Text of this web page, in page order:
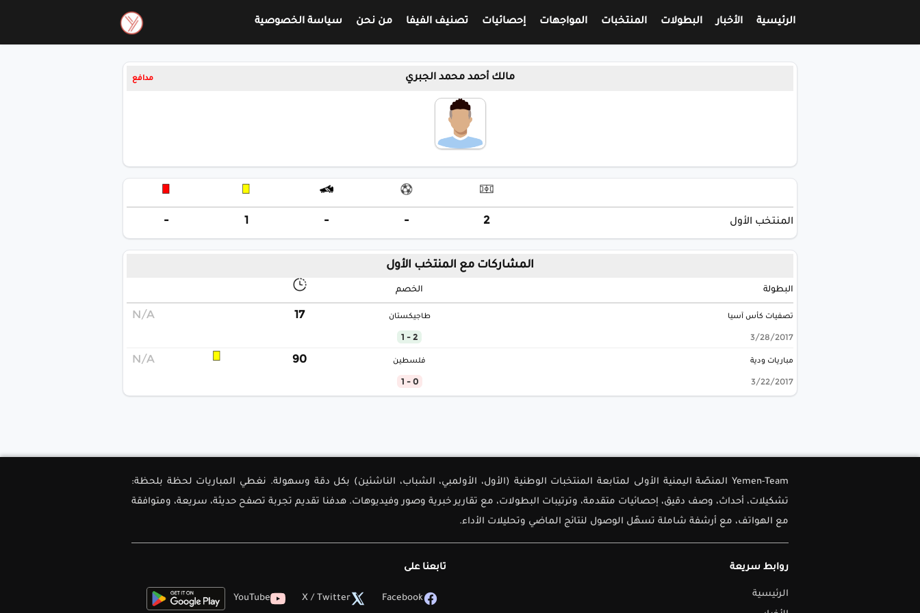
الرئيسية الأخبار البطولات المنتخبات المواجهات إحصائيات تصنيف الفيفا من نحن سياسة الخصوصية
مالك أحمد محمد الجبري مدافع
المنتخب الأول 2
-
-
1
-
المشاركات مع المنتخب الأول
البطولة الخصم
تصفيات كأس آسيا
3/28/2017
طاجيكستان
2 - 1
17
N/A
مباريات ودية
3/22/2017
فلسطين
0 - 1
90
N/A
Yemen-Team المنصّة اليمنية الأولى لمتابعة المنتخبات الوطنية (الأول، الأولمبي، الشباب، الناشئين) بكل دقة وسهولة. نغطي المباريات لحظة بلحظة:
تشكيلات، أحداث، وصف دقيق، إحصائيات متقدمة، وترتيبات البطولات، مع تقارير خبرية وصور وفيديوهات. هدفنا تقديم تجربة تصفح حديثة، سريعة، ومتوافقة
مع الهواتف، مع أرشفة شاملة تسهّل الوصول لنتائج الماضي وتحليلات الأداء.
روابط سريعة
الرئيسية
تابعنا على
Facebook
X / Twitter
YouTube